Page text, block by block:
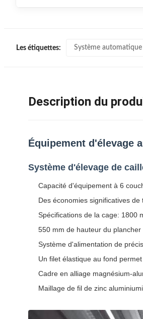
Les étiquettes: Système automatique
Description du
Équipement d'élevage
Système d'élevage de
Capacité d'équipement à 6
Des économies significatives
Spécifications de la cage: 1800
550 mm de hauteur du
Système d'alimentation de
Un filet élastique au fond
Cadre en alliage magnésium-
Maillage de fil de zinc